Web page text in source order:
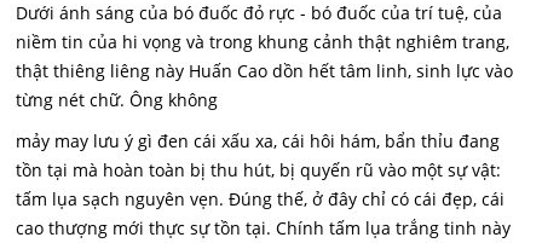
Dưới ánh sáng của bó đuốc đỏ rực - bó đuốc của trí tuệ, của
niềm tin của hi vọng và trong khung cảnh thật nghiêm trang,
thật thiêng liêng này Huấn Cao dồn hết tâm linh, sinh lực vào
từng nét chữ. Ông không
mảy may lưu ý gì đen cái xấu xa, cái hôi hám, bẩn thỉu đang
tồn tại mà hoàn toàn bị thu hút, bị quyến rũ vào một sự vật:
tấm lụa sạch nguyên vẹn. Đúng thế, ở đây chỉ có cái đẹp, cái
cao thượng mới thực sự tồn tại. Chính tấm lụa trắng tinh này